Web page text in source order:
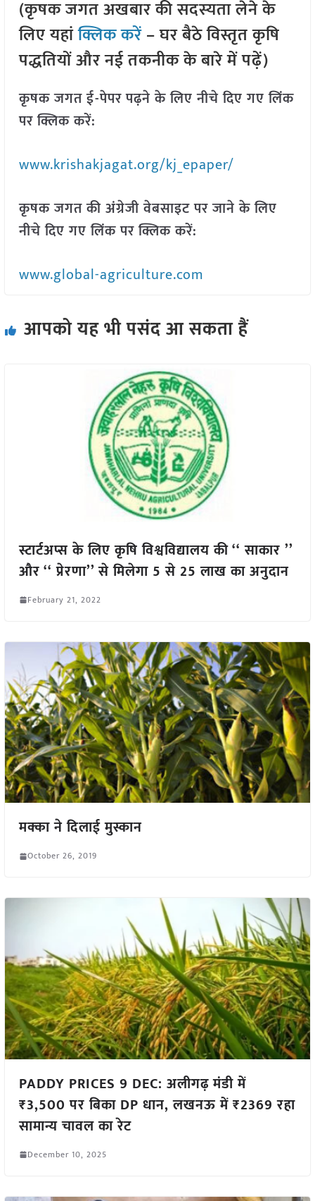
(कृषक जगत अखबार की सदस्यता लेने के
लिए यहांक्लिक करें– घर बैठे विस्तृत कृषि
पद्धतियों और नई तकनीक के बारे में पढ़ें)
कृषक जगत ई-पेपर पढ़ने के लिए नीचे दिए गए लिंक
पर क्लिक करें:
www.krishakjagat.org/kj_epaper/
कृषक जगत की अंग्रेजी वेबसाइट पर जाने के लिए
नीचे दिए गए लिंक पर क्लिक करें:
www.global-agriculture.com
आपको यह भी पसंद आ सकता हैं
स्टार्टअप्स के लिए कृषि विश्वविद्यालय की ‘‘ साकार ’’
और ‘‘ प्रेरणा’’ से मिलेगा 5 से 25 लाख का अनुदान
February 21, 2022
मक्का ने दिलाई मुस्कान
October 26, 2019
PADDY PRICES 9 DEC: अलीगढ़ मंडी में
₹3,500 पर बिका DP धान, लखनऊ में ₹2369 रहा
सामान्य चावल का रेट
December 10, 2025